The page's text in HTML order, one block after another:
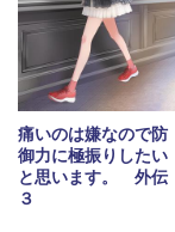
痛いのは嫌なので防
御力に極振りしたい
と思います。 外伝
３